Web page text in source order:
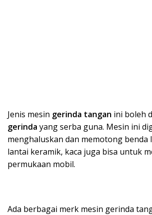
Jenis mesin gerinda tangan ini boleh
gerinda yang serba guna. Mesin ini
menghaluskan dan memotong benda
lantai keramik, kaca juga bisa untuk
permukaan mobil.
Ada berbagai merk mesin gerinda